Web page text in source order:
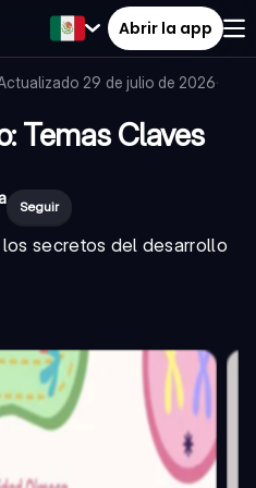
Abrir la app
29 de julio de 2026·
Temas Claves
Seguir
los secretos del desarrollo